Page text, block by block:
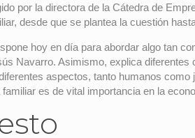
por la directora de la Cátedra de
desde que se plantea la cuestión
hoy en día para abordar algo tan
Navarro. Asimismo, explica
aspectos, tanto humanos
es de vital importancia en la